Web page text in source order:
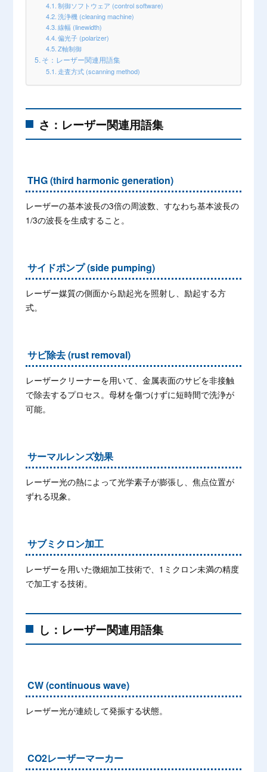
制御ソフトウェア (control software)
洗浄機 (cleaning machine)
線幅 (linewidth)
偏光子 (polarizer)
Z軸制御
そ：レーザー関連用語集
走査方式 (scanning method)
さ：レーザー関連用語集
THG (third harmonic generation)
レーザーの基本波長の3倍の周波数、すなわち基本波長の
1/3の波長を生成すること。
サイドポンプ (side pumping)
レーザー媒質の側面から励起光を照射し、励起する方
式。
サビ除去 (rust removal)
レーザークリーナーを用いて、金属表面のサビを非接触
で除去するプロセス。母材を傷つけずに短時間で洗浄が
可能。
サーマルレンズ効果
レーザー光の熱によって光学素子が膨張し、焦点位置が
ずれる現象。
サブミクロン加工
レーザーを用いた微細加工技術で、1ミクロン未満の精度
で加工する技術。
し：レーザー関連用語集
CW (continuous wave)
レーザー光が連続して発振する状態。
CO2レーザーマーカー